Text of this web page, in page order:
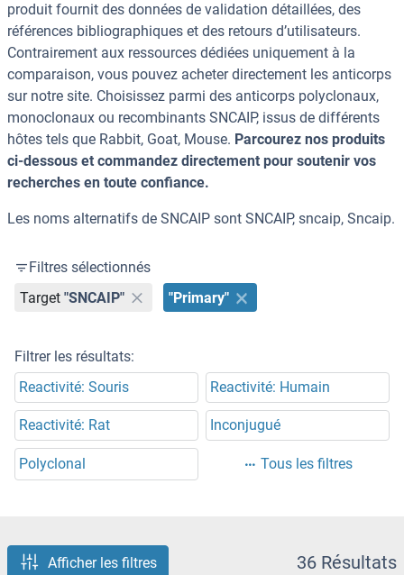
produit fournit des données de validation détaillées, des
références bibliographiques et des retours d’utilisateurs.
Contrairement aux ressources dédiées uniquement à la
comparaison, vous pouvez acheter directement les anticorps
sur notre site. Choisissez parmi des anticorps polyclonaux,
monoclonaux ou recombinants SNCAIP, issus de différents
hôtes tels que Rabbit, Goat, Mouse. Parcourez nos produits
ci-dessous et commandez directement pour soutenir vos
recherches en toute confiance.
Les noms alternatifs de SNCAIP sont SNCAIP, sncaip, Sncaip.
Filtres sélectionnés
Target "SNCAIP" "Primary"
Filtrer les résultats:
Reactivité: Souris
Reactivité: Humain
Reactivité: Rat Inconjugué
Polyclonal Tous les filtres
Afficher les filtres 36 Résultats